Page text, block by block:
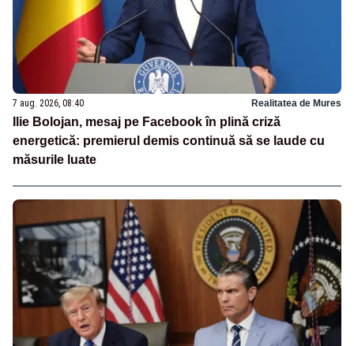
7 aug. 2026, 08:40 Realitatea de Mures
Ilie Bolojan, mesaj pe Facebook în plină criză
energetică: premierul demis continuă să se laude cu
măsurile luate